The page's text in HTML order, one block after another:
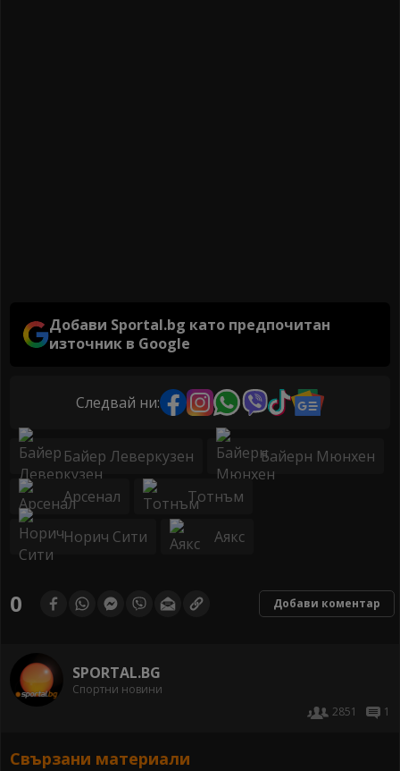
Добави Sportal.bg като предпочитан
източник в Google
Следвай ни:
Байер Леверкузен Байерн Мюнхен
Арсенал Тотнъм
Норич Сити Аякс
0 Добави коментар
SPORTAL.BG
Спортни новини
2851
1
Свързани материали